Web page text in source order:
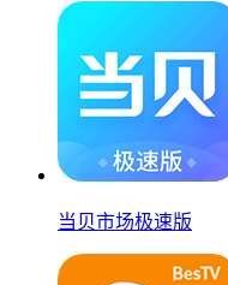
当贝市场极速版